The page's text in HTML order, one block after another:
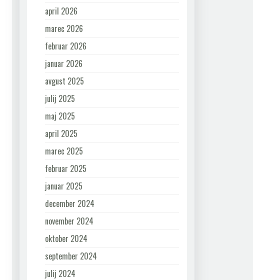
april 2026
marec 2026
februar 2026
januar 2026
avgust 2025
julij 2025
maj 2025
april 2025
marec 2025
februar 2025
januar 2025
december 2024
november 2024
oktober 2024
september 2024
julij 2024